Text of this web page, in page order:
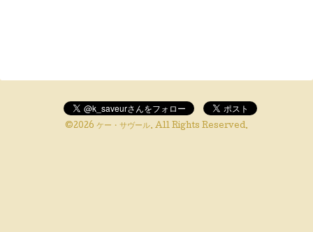
©2026 ケー・サヴール. All Rights Reserved.